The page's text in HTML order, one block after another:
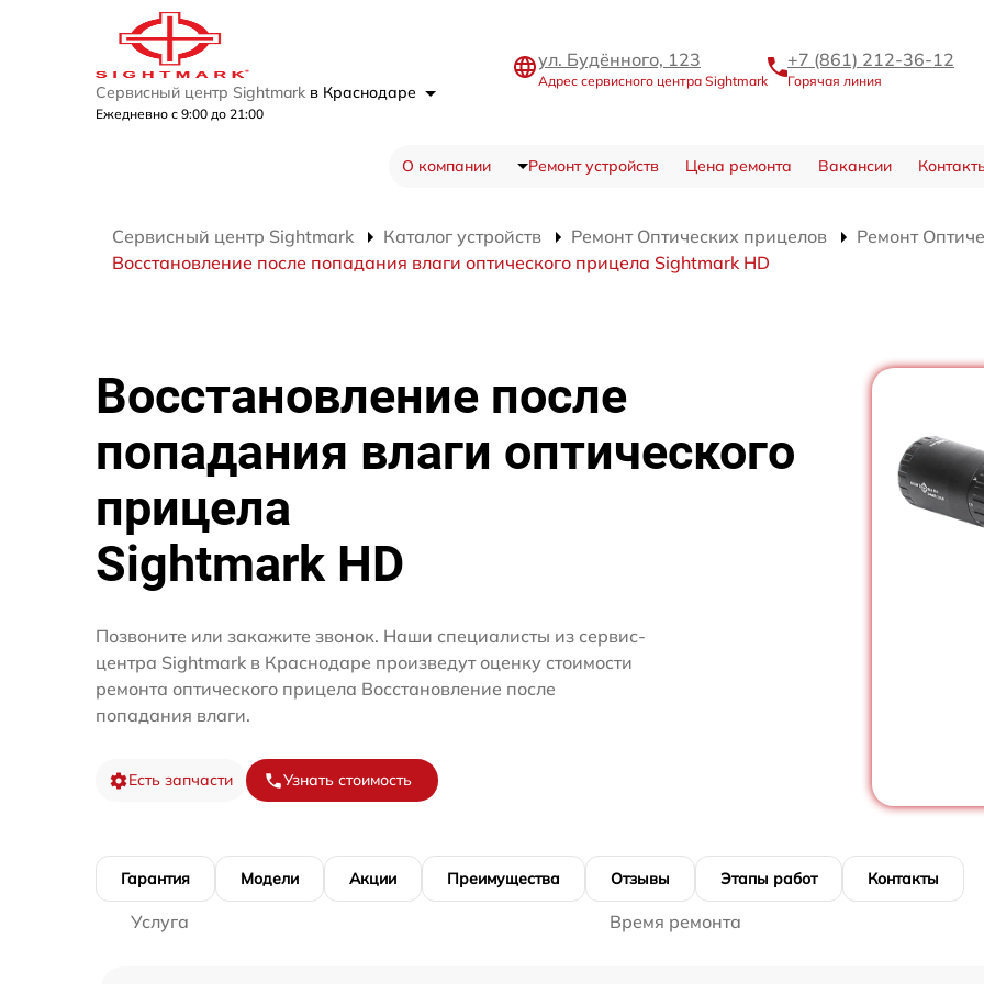
Сервисный центр Sightmark в Краснодаре
Ежедневно с 9:00 до 21:00
ул. Будённого, 123
Адрес сервисного центра Sightmark
+7 (861) 212-36-12
Горячая линия
О компании Ремонт устройств Цена ремонта Вакансии
Сервисный центр Sightmark Каталог устройств Ремонт Оптических прицелов
Ремонт
Восстановление после попадания влаги оптического прицела Sightmark HD
Восстановление после
попадания влаги оптического
прицела
Sightmark HD
Позвоните или закажите звонок. Наши специалисты из сервис-
центра Sightmark в Краснодаре произведут оценку стоимости
ремонта оптического прицела Восстановление после
попадания влаги.
Есть запчасти Узнать стоимость
Гарантия Модели Акции Преимущества Отзывы Этапы работ Контакты
Услуга Время ремонта